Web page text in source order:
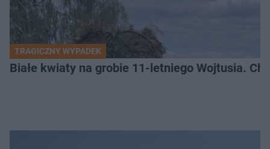
TRAGICZNY WYPADEK
Białe kwiaty na grobie 11-letniego Wojtusia.